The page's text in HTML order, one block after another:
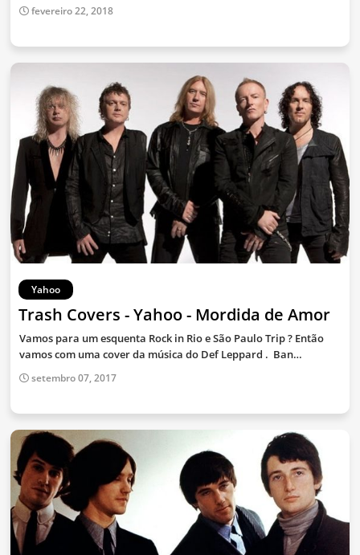
fevereiro 22, 2018
Yahoo
Trash Covers - Yahoo - Mordida de Amor
Vamos para um esquenta Rock in Rio e São Paulo Trip ? Então
vamos com uma cover da música do Def Leppard . Ban…
setembro 07, 2017